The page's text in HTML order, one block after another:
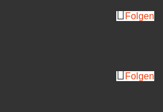
Folgen
Folgen